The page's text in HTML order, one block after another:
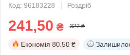
Код: 96183228
Роздріб
241,50 ₴ 322 ₴
Економія 80.50 ₴